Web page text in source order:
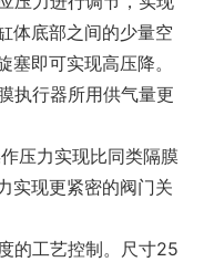
体底部之间的少量空
即可实现高压降。
执行器所用供气量更
压力实现比同类隔膜
实现更紧密的阀门关
的工艺控制。尺寸25